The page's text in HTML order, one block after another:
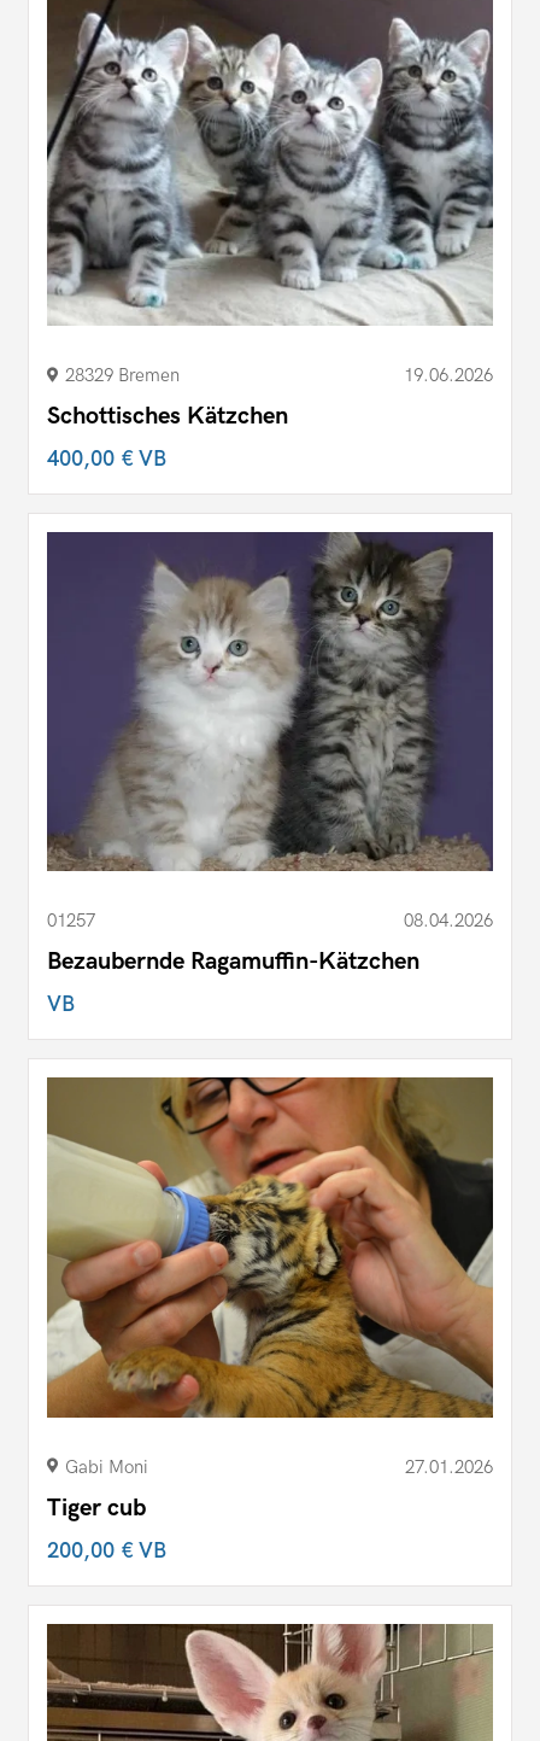
28329 Bremen 19.06.2026
Schottisches Kätzchen
400,00 €VB
01257 08.04.2026
Bezaubernde Ragamuffin-Kätzchen
VB
Gabi Moni 27.01.2026
Tiger cub
200,00 €VB